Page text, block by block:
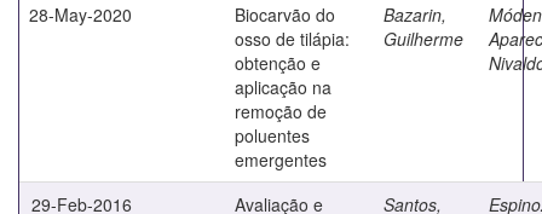
28-May-2020
Biocarvão do
osso de tilápia:
obtenção e
aplicação na
remoção de
poluentes
emergentes
Bazarin,
Guilherme
29-Feb-2016
Avaliação e
Santos,